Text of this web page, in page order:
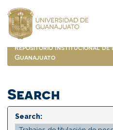
navigation
Repositorio Institucional de
Guanajuato
Search
Search: